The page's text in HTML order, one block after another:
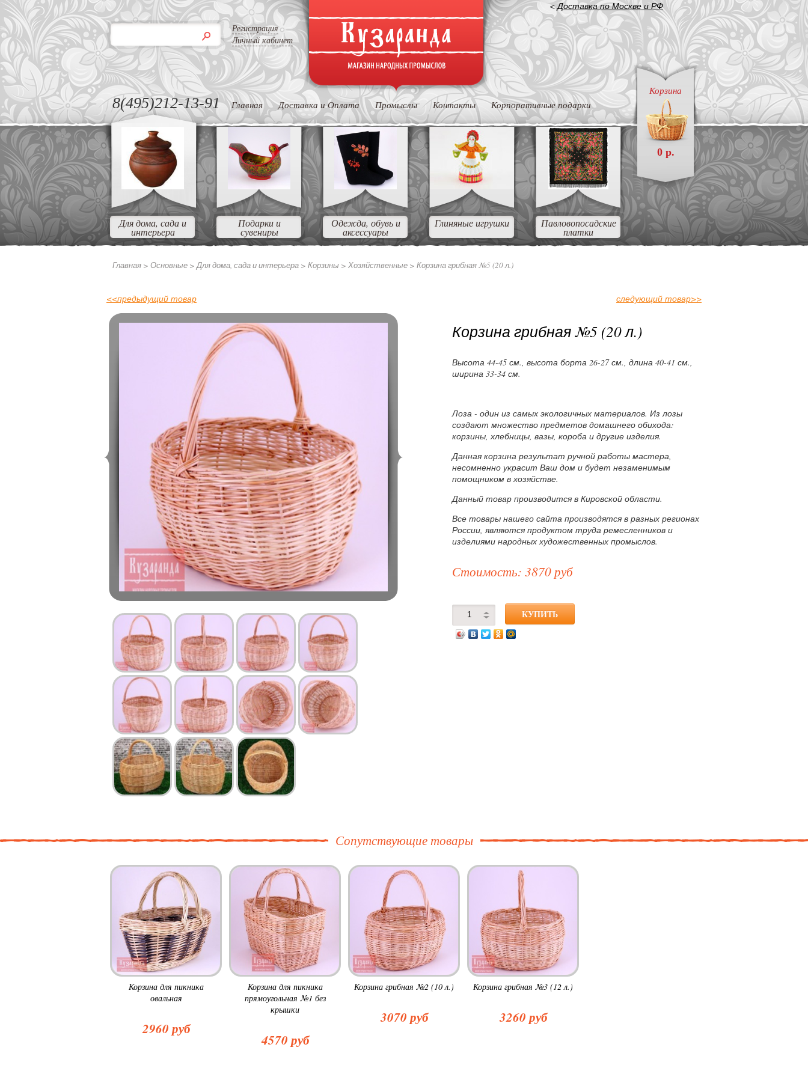
Регистрация
Личный кабинет
<Доставка по Москве и РФ
Корзина
0 р.
8(495)212-13-91 Главная Доставка и Оплата Промыслы Контакты Корпоративные подарки
Для дома, сада и
интерьера
Подарки и
сувениры
Одежда, обувь и
аксессуары
Глиняные игрушки Павловопосадские
платки
Главная > Основные >Для дома, сада и интерьера > Корзины > Хозяйственные > Корзина грибная №5 (20 л.)
<<предыдущий товар следующий товар>>
Корзина грибная №5 (20 л.)
Высота 44-45 см., высота борта 26-27 см., длина 40-41 см.,
ширина 33-34 см.
Лоза - один из самых экологичных материалов. Из лозы
создают множество предметов домашнего обихода:
корзины, хлебницы, вазы, короба и другие изделия.
Данная корзина результат ручной работы мастера,
несомненно украсит Ваш дом и будет незаменимым
помощником в хозяйстве.
Данный товар производится в Кировской области.
Все товары нашего сайта производятся в разных регионах
России, являются продуктом труда ремесленников и
изделиями народных художественных промыслов.
Стоимость: 3870 руб
Сопутствующие товары
Корзина для пикника
овальная
2960 руб
Корзина для пикника
прямоугольная №1 без
крышки
4570 руб
Корзина грибная №2 (10 л.)
3070 руб
Корзина грибная №3 (12 л.)
3260 руб